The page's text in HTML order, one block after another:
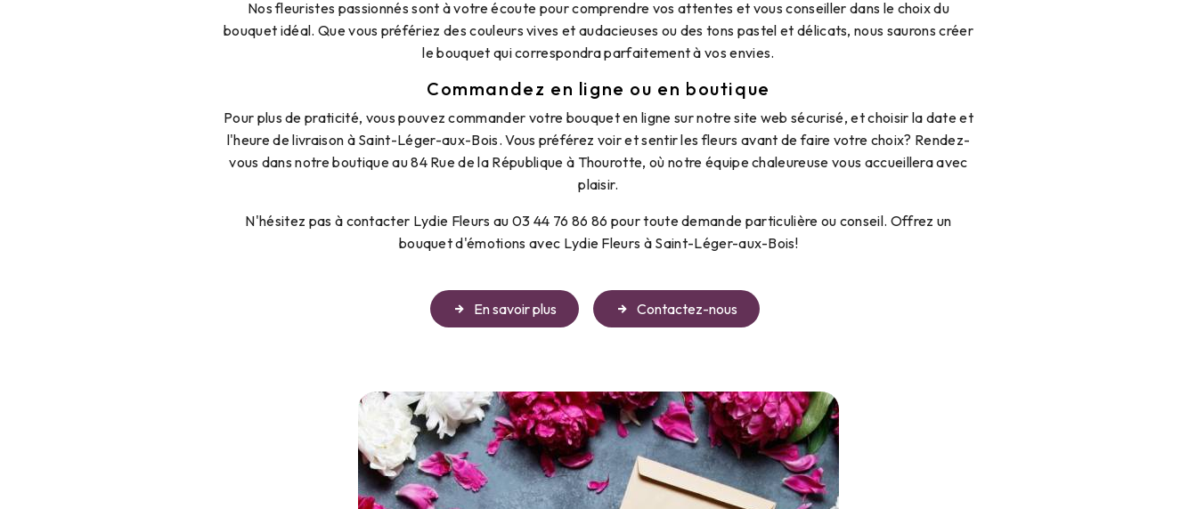
Nos fleuristes passionnés sont à votre écoute pour comprendre vos attentes et vous conseiller dans le choix du
bouquet idéal. Que vous préfériez des couleurs vives et audacieuses ou des tons pastel et délicats, nous saurons créer
le bouquet qui correspondra parfaitement à vos envies.
Commandez en ligne ou en boutique
Pour plus de praticité, vous pouvez commander votre bouquet en ligne sur notre site web sécurisé, et choisir la date et
l'heure de livraison à Saint-Léger-aux-Bois. Vous préférez voir et sentir les fleurs avant de faire votre choix? Rendez-
vous dans notre boutique au 84 Rue de la République à Thourotte, où notre équipe chaleureuse vous accueillera avec
plaisir.
N'hésitez pas à contacter Lydie Fleurs au 03 44 76 86 86 pour toute demande particulière ou conseil. Offrez un
bouquet d'émotions avec Lydie Fleurs à Saint-Léger-aux-Bois!
En savoir plus Contactez-nous